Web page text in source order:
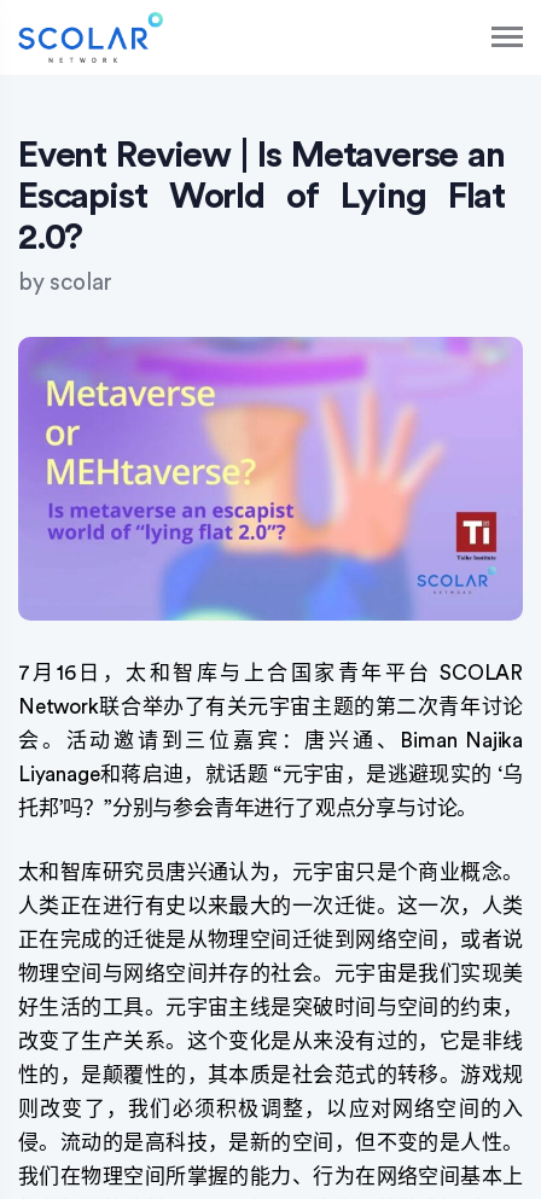
Event Review | Is Metaverse an
Escapist World of Lying Flat
2.0?
by scolar
7月16日，太和智库与上合国家青年平台 SCOLAR
Network联合举办了有关元宇宙主题的第二次青年讨论
会。活动邀请到三位嘉宾：唐兴通、Biman Najika
Liyanage和蒋启迪，就话题 “元宇宙，是逃避现实的 ‘乌
托邦’吗？”分别与参会青年进行了观点分享与讨论。
太和智库研究员唐兴通认为，元宇宙只是个商业概念。
人类正在进行有史以来最大的一次迁徙。这一次，人类
正在完成的迁徙是从物理空间迁徙到网络空间，或者说
物理空间与网络空间并存的社会。元宇宙是我们实现美
好生活的工具。元宇宙主线是突破时间与空间的约束，
改变了生产关系。这个变化是从来没有过的，它是非线
性的，是颠覆性的，其本质是社会范式的转移。游戏规
则改变了，我们必须积极调整，以应对网络空间的入
侵。流动的是高科技，是新的空间，但不变的是人性。
我们在物理空间所掌握的能力、行为在网络空间基本上